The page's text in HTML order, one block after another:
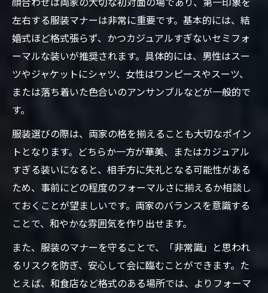
左右する服装マナーは非常に重要です。基本的には、結
婚式ほど格式張らず、かつカジュアルすぎないセミフォ
ーマルな装いが推奨されます。具体的には、男性はスー
ツやジャケットにシャツ、女性はワンピースやスーツ、
または落ち着いた色合いのアンサンブルなどが一般的で
す。
服装選びの際は、両家の格を揃えることも大切なポイン
トとなります。どちらか一方が華美、またはカジュアル
すぎる装いになると、相手方に失礼となる可能性がある
ため、事前にどの程度のフォーマルさに揃えるか相談し
ておくことが望ましいです。両家のバランスを意識する
ことで、和やかな雰囲気を作り出せます。
また、服装のマナーを守ることで、「非常識」と思われ
るリスクを防ぎ、安心して会に臨むことができます。た
とえば、和食店など格式のある場所では、よりフォーマ